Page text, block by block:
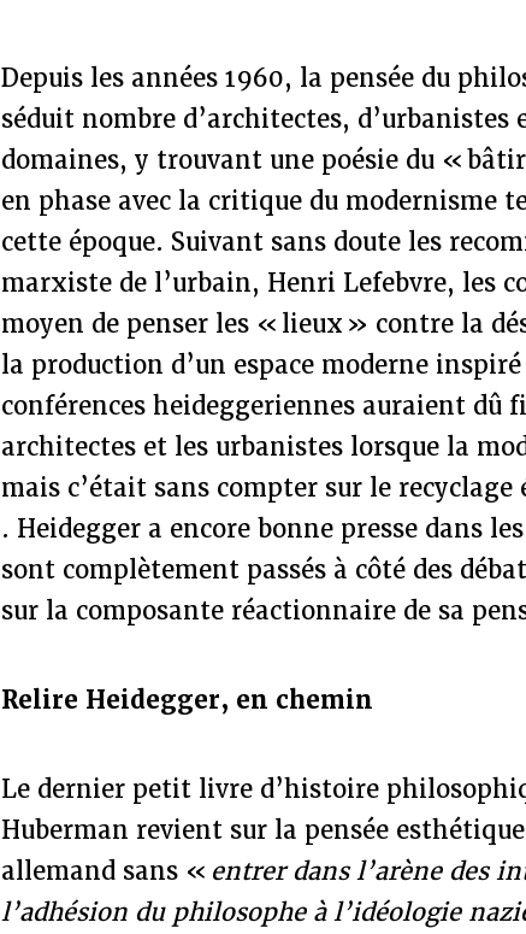
Depuis les années 1960, la pensée du
séduit nombre d’architectes, d’urbanistes
domaines, y trouvant une poésie du «
en phase avec la critique du modernisme
cette époque. Suivant sans doute les
marxiste de l’urbain, Henri Lefebvre, les
moyen de penser les « lieux » contre la
la production d’un espace moderne
conférences heideggeriennes auraient dû
architectes et les urbanistes lorsque la
mais c’était sans compter sur le
. Heidegger a encore bonne presse dans
sont complètement passés à côté des
sur la composante réactionnaire de sa
Relire Heidegger, en chemin
Le dernier petit livre d’histoire
Huberman revient sur la pensée
allemand sans « entrer dans l’arène des
l’adhésion du philosophe à l’idéologie